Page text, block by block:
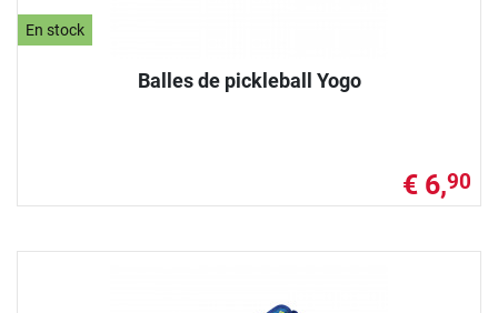
En stock
Balles de pickleball Yogo
€ 6,90